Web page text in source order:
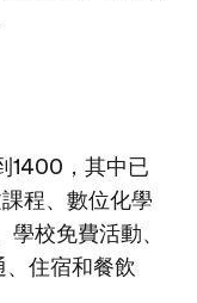
1400，其中已
程、數位化學
校免費活動、
住宿和餐飲